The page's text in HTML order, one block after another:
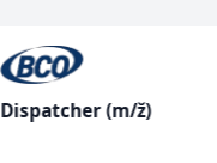
Dispatcher (m/ž)